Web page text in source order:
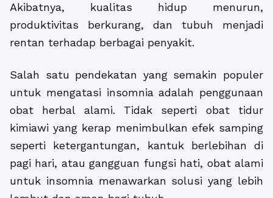
Akibatnya, kualitas hidup menurun,
produktivitas berkurang, dan tubuh menjadi
rentan terhadap berbagai penyakit.
Salah satu pendekatan yang semakin populer
untuk mengatasi insomnia adalah penggunaan
obat herbal alami. Tidak seperti obat tidur
kimiawi yang kerap menimbulkan efek samping
seperti ketergantungan, kantuk berlebihan di
pagi hari, atau gangguan fungsi hati, obat alami
untuk insomnia menawarkan solusi yang lebih